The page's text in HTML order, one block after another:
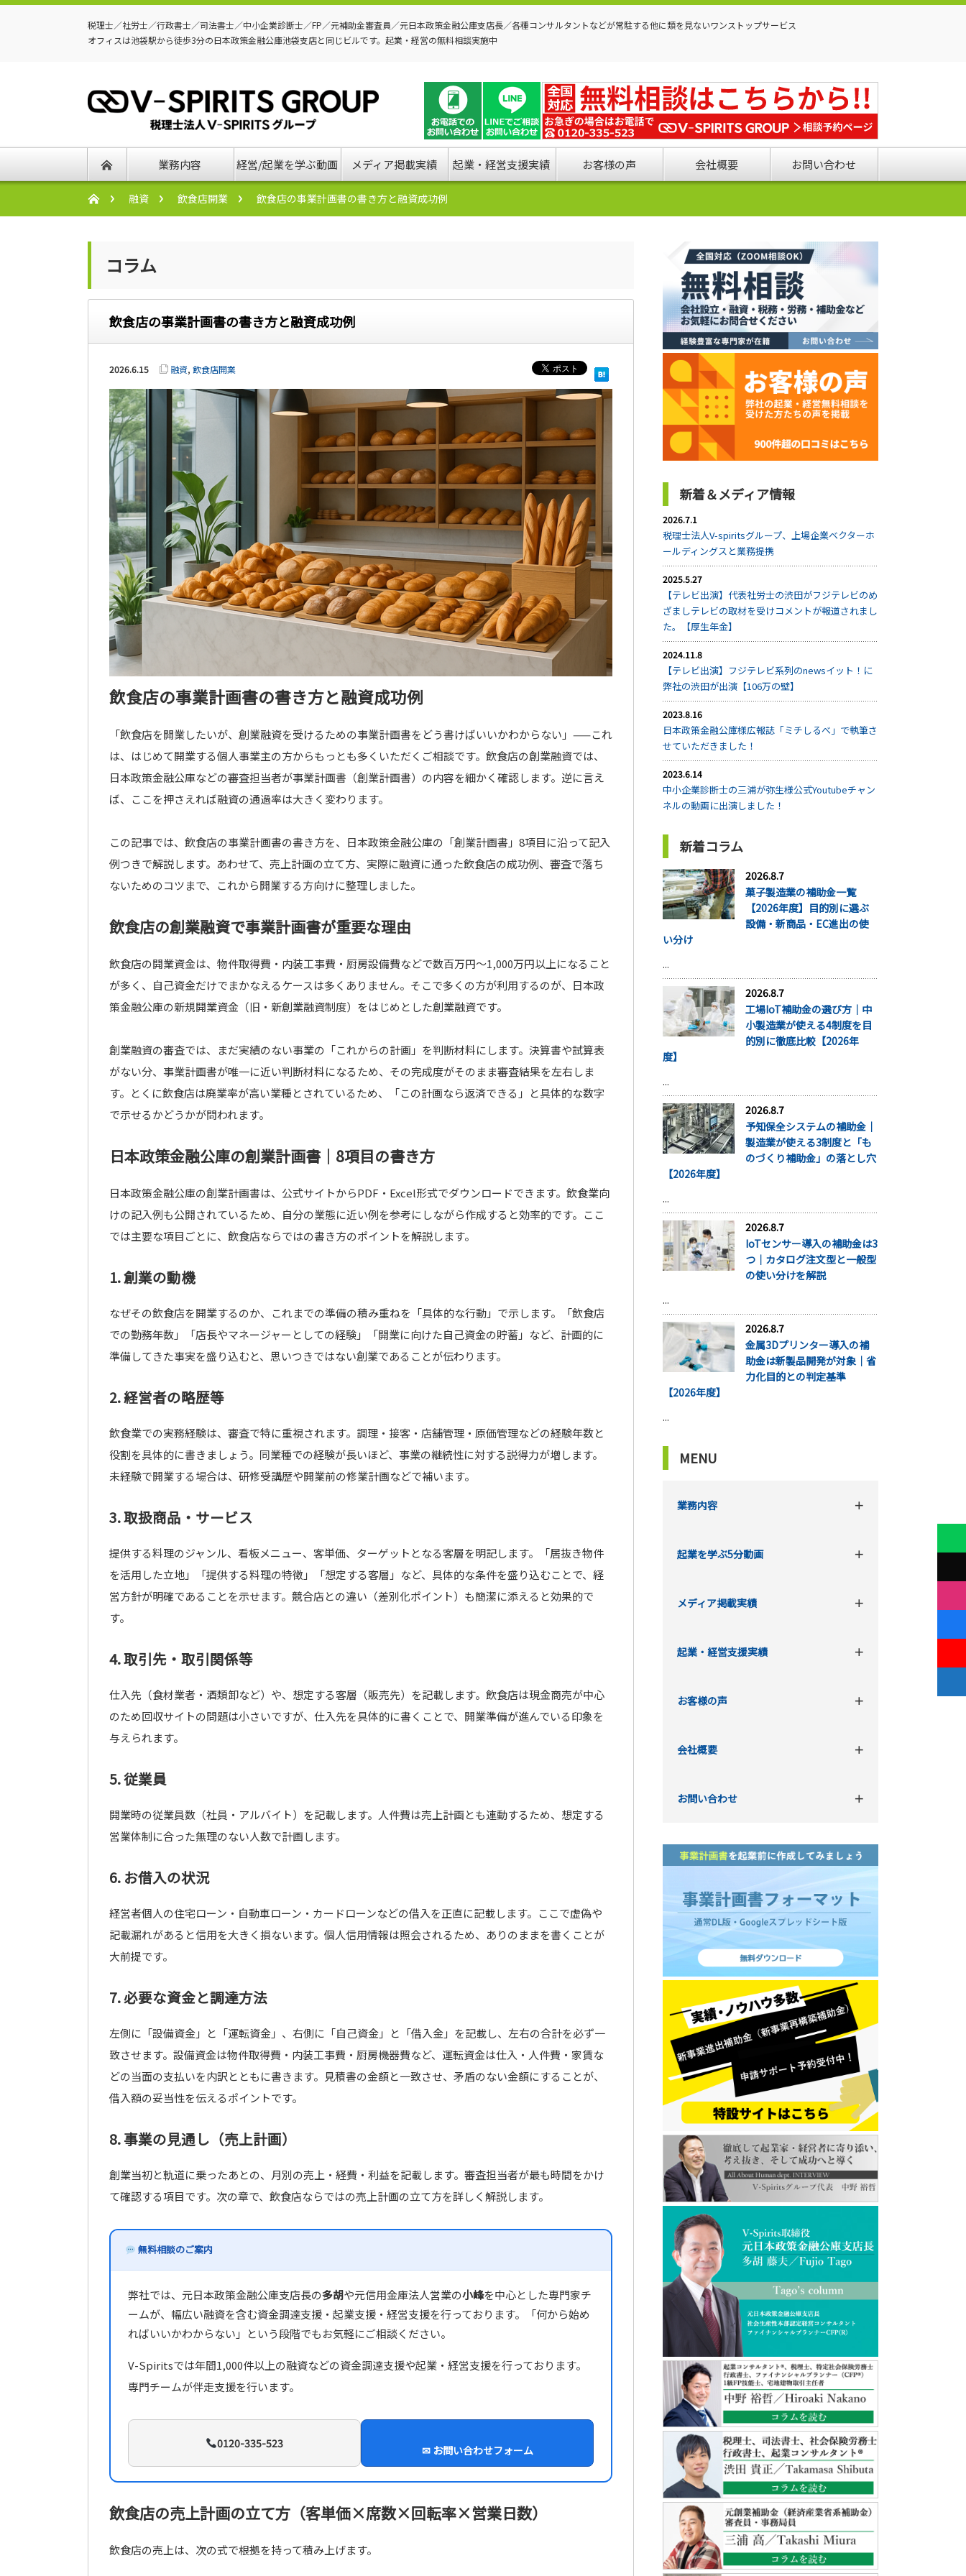
税理士／社労士／行政書士／司法書士／中小企業診断士／FP／元補助金審査員／元日本政策金融公庫支店長／各種コンサルタントなどが常駐する他に類を見ないワンストップサービス
オフィスは池袋駅から徒歩3分の日本政策金融公庫池袋支店と同じビルです。起業・経営の無料相談実施中
業務内容 経営/起業を学ぶ動画 メディア掲載実績 起業・経営支援実績 お客様の声 会社概要 お問い合わせ
融資 飲食店開業 飲食店の事業計画書の書き方と融資成功例
コラム
飲食店の事業計画書の書き方と融資成功例
2026.6.15 融資, 飲食店開業
飲食店の事業計画書の書き方と融資成功例
「飲食店を開業したいが、創業融資を受けるための事業計画書をどう書けばいいかわからない」——これ
は、はじめて開業する個人事業主の方からもっとも多くいただくご相談です。飲食店の創業融資では、
日本政策金融公庫などの審査担当者が事業計画書（創業計画書）の内容を細かく確認します。逆に言え
ば、ここを押さえれば融資の通過率は大きく変わります。
この記事では、飲食店の事業計画書の書き方を、日本政策金融公庫の「創業計画書」8項目に沿って記入
例つきで解説します。あわせて、売上計画の立て方、実際に融資に通った飲食店の成功例、審査で落ち
ないためのコツまで、これから開業する方向けに整理しました。
飲食店の創業融資で事業計画書が重要な理由
飲食店の開業資金は、物件取得費・内装工事費・厨房設備費などで数百万円〜1,000万円以上になること
が多く、自己資金だけでまかなえるケースは多くありません。そこで多くの方が利用するのが、日本政
策金融公庫の新規開業資金（旧・新創業融資制度）をはじめとした創業融資です。
創業融資の審査では、まだ実績のない事業の「これからの計画」を判断材料にします。決算書や試算表
がない分、事業計画書が唯一に近い判断材料になるため、その完成度がそのまま審査結果を左右しま
す。とくに飲食店は廃業率が高い業種とされているため、「この計画なら返済できる」と具体的な数字
で示せるかどうかが問われます。
日本政策金融公庫の創業計画書｜8項目の書き方
日本政策金融公庫の創業計画書は、公式サイトからPDF・Excel形式でダウンロードできます。飲食業向
けの記入例も公開されているため、自分の業態に近い例を参考にしながら作成すると効率的です。ここ
では主要な項目ごとに、飲食店ならではの書き方のポイントを解説します。
1. 創業の動機
なぜその飲食店を開業するのか、これまでの準備の積み重ねを「具体的な行動」で示します。「飲食店
での勤務年数」「店長やマネージャーとしての経験」「開業に向けた自己資金の貯蓄」など、計画的に
準備してきた事実を盛り込むと、思いつきではない創業であることが伝わります。
2. 経営者の略歴等
飲食業での実務経験は、審査で特に重視されます。調理・接客・店舗管理・原価管理などの経験年数と
役割を具体的に書きましょう。同業種での経験が長いほど、事業の継続性に対する説得力が増します。
未経験で開業する場合は、研修受講歴や開業前の修業計画などで補います。
3. 取扱商品・サービス
提供する料理のジャンル、看板メニュー、客単価、ターゲットとなる客層を明記します。「居抜き物件
を活用した立地」「提供する料理の特徴」「想定する客層」など、具体的な条件を盛り込むことで、経
営方針が明確であることを示せます。競合店との違い（差別化ポイント）も簡潔に添えると効果的で
す。
4. 取引先・取引関係等
仕入先（食材業者・酒類卸など）や、想定する客層（販売先）を記載します。飲食店は現金商売が中心
のため回収サイトの問題は小さいですが、仕入先を具体的に書くことで、開業準備が進んでいる印象を
与えられます。
5. 従業員
開業時の従業員数（社員・アルバイト）を記載します。人件費は売上計画とも連動するため、想定する
営業体制に合った無理のない人数で計画します。
6. お借入の状況
経営者個人の住宅ローン・自動車ローン・カードローンなどの借入を正直に記載します。ここで虚偽や
記載漏れがあると信用を大きく損ないます。個人信用情報は照会されるため、ありのままを書くことが
大前提です。
7. 必要な資金と調達方法
左側に「設備資金」と「運転資金」、右側に「自己資金」と「借入金」を記載し、左右の合計を必ず一
致させます。設備資金は物件取得費・内装工事費・厨房機器費など、運転資金は仕入・人件費・家賃な
どの当面の支払いを内訳とともに書きます。見積書の金額と一致させ、矛盾のない金額にすることが、
借入額の妥当性を伝えるポイントです。
8. 事業の見通し（売上計画）
創業当初と軌道に乗ったあとの、月別の売上・経費・利益を記載します。審査担当者が最も時間をかけ
て確認する項目です。次の章で、飲食店ならではの売上計画の立て方を詳しく解説します。
無料相談のご案内
弊社では、元日本政策金融公庫支店長の多胡や元信用金庫法人営業の小峰を中心とした専門家チ
ームが、幅広い融資を含む資金調達支援・起業支援・経営支援を行っております。「何から始め
ればいいかわからない」という段階でもお気軽にご相談ください。
V-Spiritsでは年間1,000件以上の融資などの資金調達支援や起業・経営支援を行っております。
専門チームが伴走支援を行います。
0120-335-523 ✉ お問い合わせフォーム
飲食店の売上計画の立て方（客単価×席数×回転率×営業日数）
飲食店の売上は、次の式で根拠を持って積み上げます。
新着＆メディア情報
2026.7.1
税理士法人V-spiritsグループ、上場企業ベクターホ
ールディングスと業務提携
2025.5.27
【テレビ出演】代表社労士の渋田がフジテレビのめ
ざましテレビの取材を受けコメントが報道されまし
た。【厚生年金】
2024.11.8
【テレビ出演】フジテレビ系列のnewsイット！に
弊社の渋田が出演【106万の壁】
2023.8.16
日本政策金融公庫様広報誌「ミチしるべ」で執筆さ
せていただきました！
2023.6.14
中小企業診断士の三浦が弥生様公式Youtubeチャン
ネルの動画に出演しました！
新着コラム
2026.8.7
菓子製造業の補助金一覧
【2026年度】目的別に選ぶ
設備・新商品・EC進出の使
い分け
...
2026.8.7
工場IoT補助金の選び方｜中
小製造業が使える4制度を目
的別に徹底比較【2026年
度】
...
2026.8.7
予知保全システムの補助金｜
製造業が使える3制度と「も
のづくり補助金」の落とし穴
【2026年度】
...
2026.8.7
IoTセンサー導入の補助金は3
つ｜カタログ注文型と一般型
の使い分けを解説
...
2026.8.7
金属3Dプリンター導入の補
助金は新製品開発が対象｜省
力化目的との判定基準
【2026年度】
...
MENU
業務内容
起業を学ぶ5分動画
メディア掲載実績
起業・経営支援実績
お客様の声
会社概要
お問い合わせ